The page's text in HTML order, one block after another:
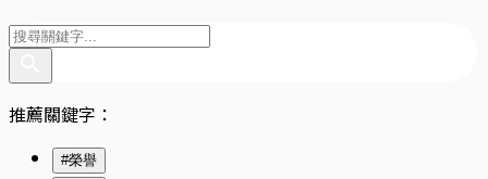
推薦關鍵字：
#榮譽